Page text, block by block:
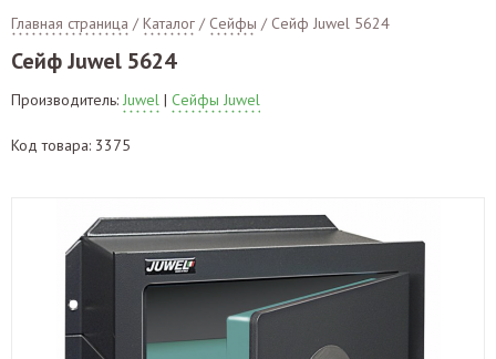
Главная страница /Каталог / Сейфы / Сейф Juwel 5624
Сейф Juwel 5624
Производитель: Juwel | Сейфы Juwel
Код товара: 3375